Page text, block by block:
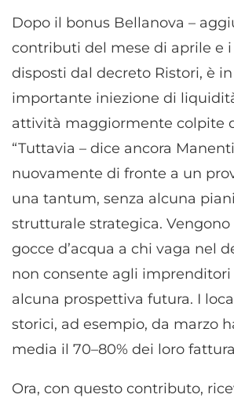
Dopo il bonus Bellanova –
contributi del mese di aprile e
disposti dal decreto Ristori, è in
importante iniezione di
attività maggiormente colpite
“Tuttavia – dice ancora
nuovamente di fronte a un
una tantum, senza alcuna
strutturale strategica.
gocce d’acqua a chi vaga nel
non consente agli imprenditori
alcuna prospettiva futura. I
storici, ad esempio, da marzo
media il 70–80% dei loro
Ora, con questo contributo,